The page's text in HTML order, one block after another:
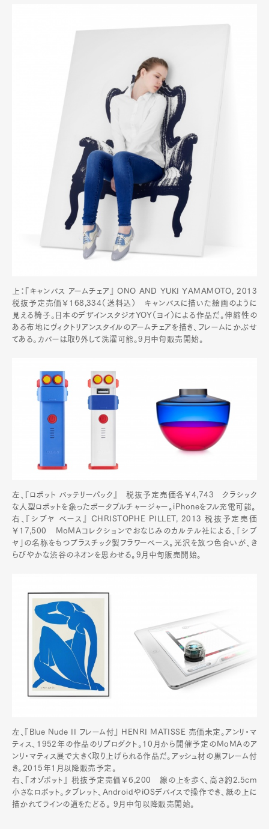
上：『キャンバス アームチェア』 ONO AND YUKI YAMAMOTO, 2013
税抜予定売価￥168,334（送料込） キャンバスに描いた絵画のように
見える椅子。日本のデザインスタジオYOY（ヨイ）による作品だ。伸縮性の
ある布地にヴィクトリアンスタイルのアームチェアを描き、フレームにかぶせ
てある。カバーは取り外して洗濯可能。9月中旬販売開始。
左、『ロボット バッテリーパック』 税抜予定売価各￥4,743 クラシック
な人型ロボットを象ったポータブルチャージャー。iPhoneをフル充電可能。
右、『シブヤ ベース』 CHRISTOPHE PILLET, 2013 税抜予定売価
￥17,500 MoMAコレクションでおなじみのカルテル社による、「シブ
ヤ」の名称をもつプラスチック製フラワーベース。光沢を放つ色合いが、き
らびやかな渋谷のネオンを思わせる。9月中旬販売開始。
左、『Blue Nude II フレーム付』 HENRI MATISSE 売価未定。アンリ・マ
ティス、1952年の作品のリプロダクト。10月から開催予定のMoMAのア
ンリ・マティス展で大きく取り上げられる作品だ。アッシュ材の黒フレーム付
き。2015年1月以降販売予定。
右、『オゾボット』 税抜予定売価￥6,200 線の上を歩く、高さ約2.5cm
小さなロボット。タブレット、AndroidやiOSデバイスで操作でき、紙の上に
描かれてラインの道をたどる。 9月中旬以降販売開始。